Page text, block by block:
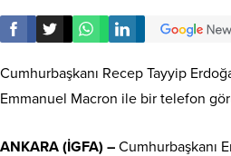
Cumhurbaşkanı Recep Tayyip
Emmanuel Macron ile bir telefon
ANKARA (İGFA) – Cumhurbaşkanı